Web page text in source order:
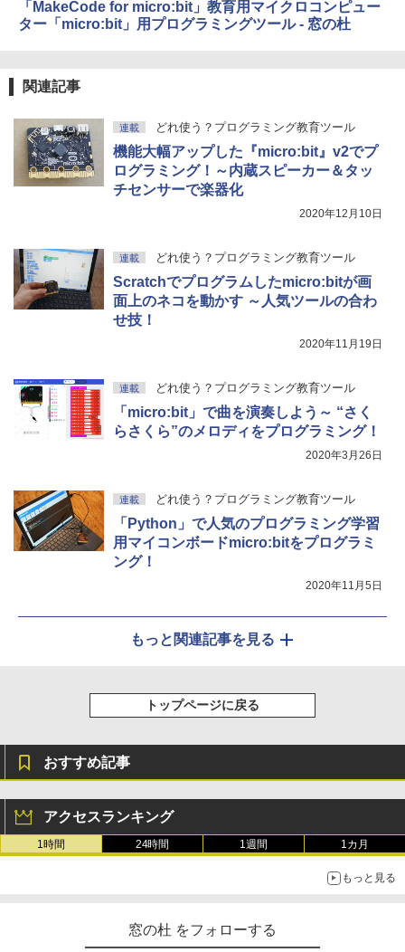
「MakeCode for micro:bit」教育用マイクロコンピュー
ター「micro:bit」用プログラミングツール - 窓の杜
関連記事
連載 どれ使う？プログラミング教育ツール
機能大幅アップした『micro:bit』v2でプ
ログラミング！～内蔵スピーカー＆タッ
チセンサーで楽器化
2020年12月10日
連載 どれ使う？プログラミング教育ツール
Scratchでプログラムしたmicro:bitが画
面上のネコを動かす ～人気ツールの合わ
せ技！
2020年11月19日
連載 どれ使う？プログラミング教育ツール
「micro:bit」で曲を演奏しよう～ “さく
らさくら”のメロディをプログラミング！
2020年3月26日
連載 どれ使う？プログラミング教育ツール
「Python」で人気のプログラミング学習
用マイコンボードmicro:bitをプログラミ
ング！
2020年11月5日
もっと関連記事を見る
トップページに戻る
おすすめ記事
アクセスランキング
1時間 24時間 1週間 1カ月
もっと見る
窓の杜 をフォローする